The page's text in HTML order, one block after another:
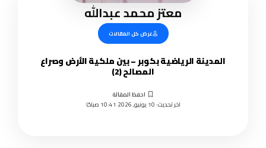
معتز محمد عبدالله
عرض كل المقالات
المدينة الرياضية بكوبر – بين ملكية الأرض وصراع
المصالح (2)
اخر تحديث: 10 يونيو, 2026 10:41 صباحًا